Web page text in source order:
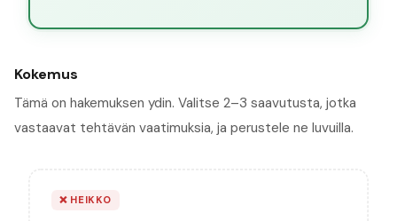
Kokemus
Tämä on hakemuksen ydin. Valitse 2–3 saavutusta, jotka
vastaavat tehtävän vaatimuksia, ja perustele ne luvuilla.
❌HEIKKO